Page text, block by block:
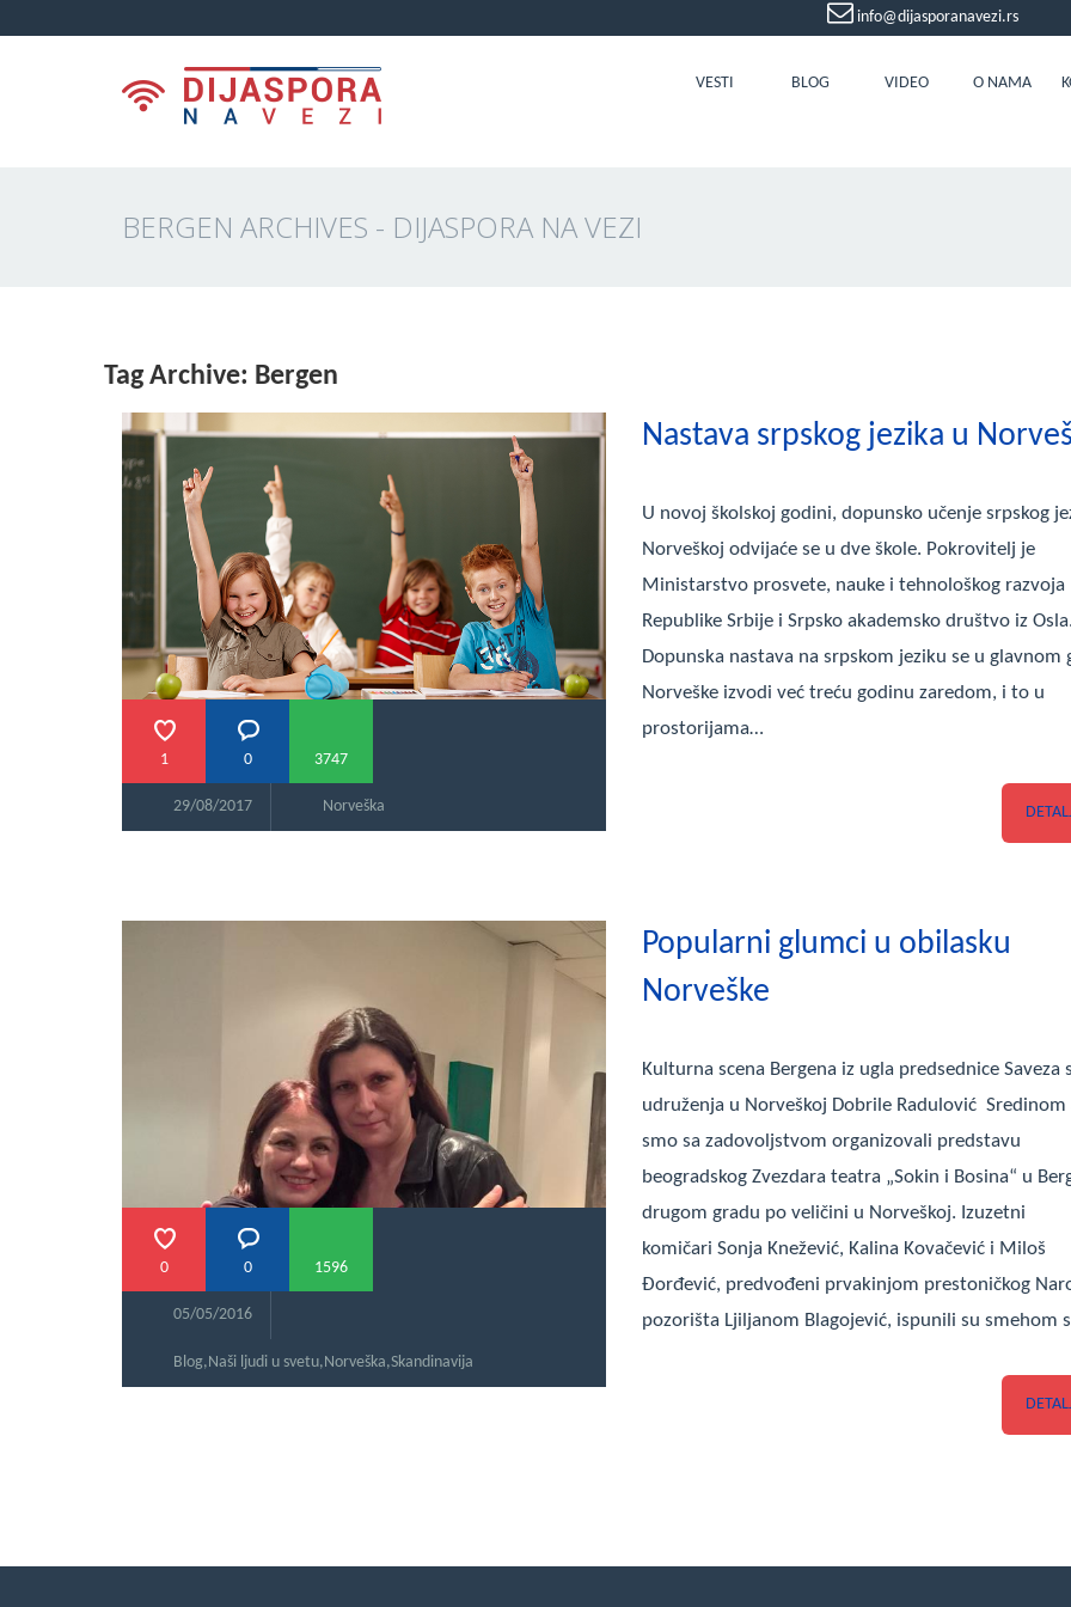
info@dijasporanavezi.rs
VESTI BLOG VIDEO O NAMA
BERGEN ARCHIVES - DIJASPORA NA VEZI
Tag Archive: Bergen
1 0 3747
29/08/2017 Norveška
Nastava srpskog jezika u
U novoj školskoj godini, dopunsko učenje srpskog
Norveškoj odvijaće se u dve škole. Pokrovitelj je
Ministarstvo prosvete, nauke i tehnološkog razvoja
Republike Srbije i Srpsko akademsko društvo iz Osla.
Dopunska nastava na srpskom jeziku se u glavnom
Norveške izvodi već treću godinu zaredom, i to u
prostorijama…
0 0 1596
05/05/2016
Blog,Naši ljudi u svetu,Norveška,Skandinavija
Popularni glumci u obilasku
Norveške
Kulturna scena Bergena iz ugla predsednice Saveza
udruženja u Norveškoj Dobrile Radulović Sredinom
smo sa zadovoljstvom organizovali predstavu
beogradskog Zvezdara teatra „Sokin i Bosina“ u
drugom gradu po veličini u Norveškoj. Izuzetni
komičari Sonja Knežević, Kalina Kovačević i Miloš
Đorđević, predvođeni prvakinjom prestoničkog
pozorišta Ljiljanom Blagojević, ispunili su smehom